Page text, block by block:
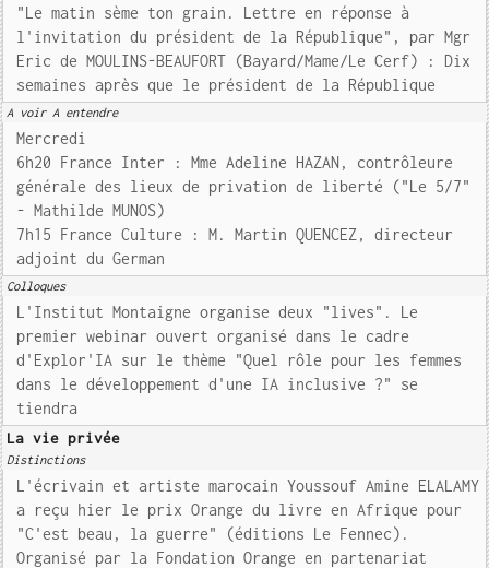
"Le matin sème ton grain. Lettre en réponse à
l'invitation du président de la République", par Mgr
Eric de MOULINS-BEAUFORT (Bayard/Mame/Le Cerf) : Dix
semaines après que le président de la République
A voir A entendre
Mercredi
6h20 France Inter : Mme Adeline HAZAN, contrôleure
générale des lieux de privation de liberté ("Le 5/7"
- Mathilde MUNOS)
7h15 France Culture : M. Martin QUENCEZ, directeur
adjoint du German
Colloques
L'Institut Montaigne organise deux "lives". Le
premier webinar ouvert organisé dans le cadre
d'Explor'IA sur le thème "Quel rôle pour les femmes
dans le développement d'une IA inclusive ?" se
tiendra
La vie privée
Distinctions
L'écrivain et artiste marocain Youssouf Amine ELALAMY
a reçu hier le prix Orange du livre en Afrique pour
"C'est beau, la guerre" (éditions Le Fennec).
Organisé par la Fondation Orange en partenariat